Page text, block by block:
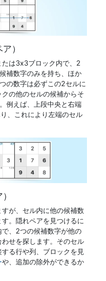
）
は3x3ブロック内で、2
補数字のみを持ち、ほか
の数字は必ずこの2セルに
の他のセルの候補からそ
例えば、上段中央と右端
、これにより左端のセル
が、セル内に他の候補数
。隠れペアを見つけるに
、2つの候補数字が他の
せを探します。そのセル
る行や列、ブロックを見
や、追加の除外ができるか